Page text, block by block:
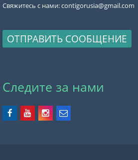
Свяжитесь с нами:contigorusia@gmail.com
ОТПРАВИТЬ СООБЩЕНИЕ
Следите за нами